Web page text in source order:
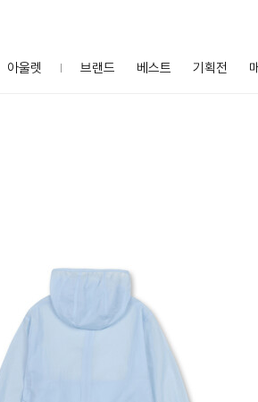
아울렛 브랜드 베스트 기획전